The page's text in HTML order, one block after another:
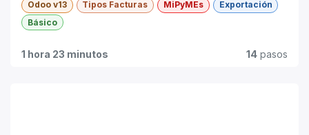
Odoo v13 Tipos Facturas MiPyMEs
Exportación
Básico
1 hora 23 minutos 14 pasos